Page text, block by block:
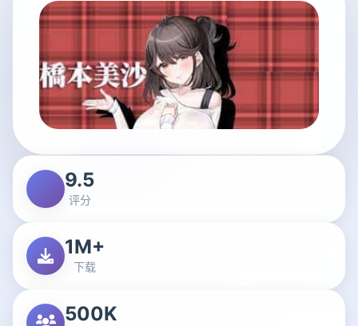
9.5
评分
1M+
下载
500K